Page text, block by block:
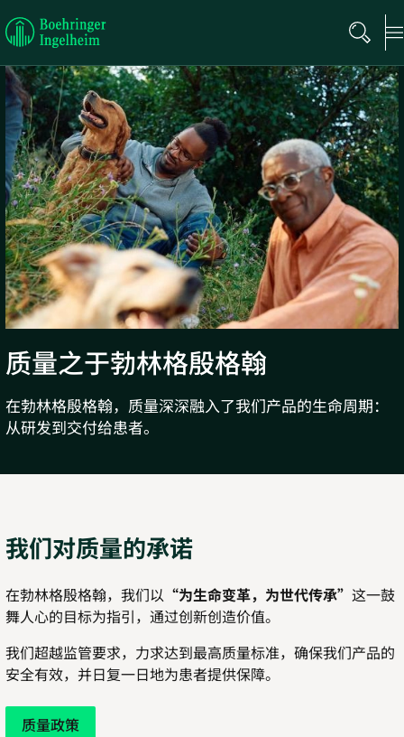
Boehringer
Ingelheim
质量之于勃林格殷格翰
在勃林格殷格翰，质量深深融入了我们产品的生命周期：
从研发到交付给患者。
Video
我们对质量的承诺
在勃林格殷格翰，我们以 “为生命变革，为世代传承” 这一鼓
舞人心的目标为指引，通过创新创造价值。
我们超越监管要求，力求达到最高质量标准，确保我们产品的
安全有效，并日复一日地为患者提供保障。
质量政策